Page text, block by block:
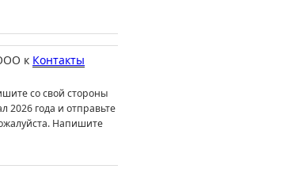
к Контакты
со свой стороны
2026 года и отправьте
Напишите